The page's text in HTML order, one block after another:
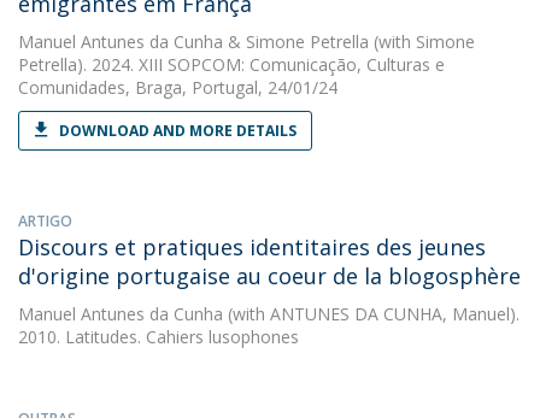
Manuel Antunes da Cunha & Simone Petrella (with Simone
Petrella). 2024. XIII SOPCOM: Comunicação, Culturas e
Comunidades, Braga, Portugal, 24/01/24
DOWNLOAD AND MORE DETAILS
ARTIGO
Discours et pratiques identitaires des jeunes
d'origine portugaise au coeur de la blogosphère
Manuel Antunes da Cunha (with ANTUNES DA CUNHA, Manuel).
2010. Latitudes. Cahiers lusophones